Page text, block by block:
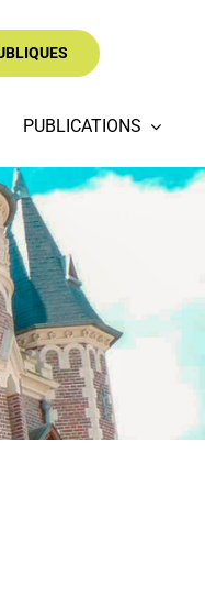
PUBLICATIONS